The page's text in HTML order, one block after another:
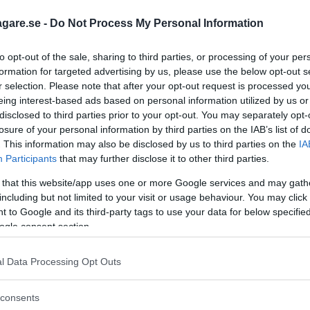
- Do Not Process My Personal Information
opt-out of the sale, sharing to third parties, or processing of your
for targeted advertising by us, please use the below opt-out
selection. Please note that after your opt-out request is processed
interest-based ads based on personal information utilized by us
to third parties prior to your opt-out. You may separately
of your personal information by third parties on the IAB’s list of
This information may also be disclosed by us to third parties on the
Participants that may further disclose it to other third parties.
that this website/app uses one or more Google services and may
but not limited to your visit or usage behaviour. You may
to Google and its third-party tags to use your data for below
consent section.
Data Processing Opt Outs
jag får hänvisa till Vi Bilägare nummer 15 som
var det tapetserat med reklam så jag antar att den
blir det ett ”nja” för den svenska
i Vi Bilägare nummer 15 som finns i butik